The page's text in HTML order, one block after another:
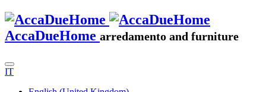
AccaDueHome arredamento and furniture
IT